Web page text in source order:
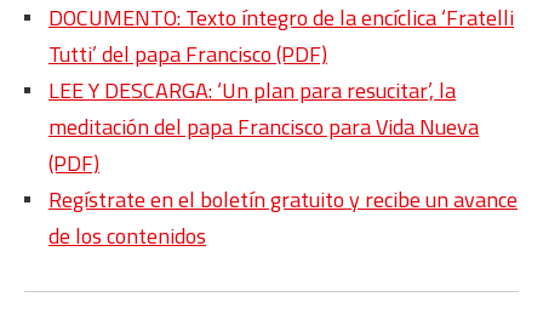
DOCUMENTO: Texto íntegro de la encíclica ‘Fratelli
Tutti’ del papa Francisco (PDF)
LEE Y DESCARGA: ‘Un plan para resucitar’, la
meditación del papa Francisco para Vida Nueva
(PDF)
Regístrate en el boletín gratuito y recibe un avance
de los contenidos